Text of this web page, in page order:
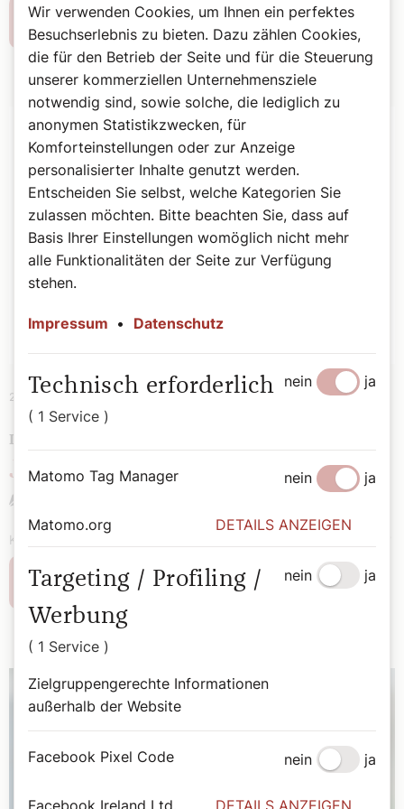
Weiterlesen
28. September 2025 |Bildung
LEBEN MORGEN
Jesus, dein digitaler Freund
KI-Seelsorge fern der Kirchenbank: eine Chance oder Ethik-Falle?
Weiterlesen
Wir verwenden Cookies, um Ihnen ein perfektes
Besuchserlebnis zu bieten. Dazu zählen Cookies,
die für den Betrieb der Seite und für die Steuerung
unserer kommerziellen Unternehmensziele
notwendig sind, sowie solche, die lediglich zu
anonymen Statistikzwecken, für
Komforteinstellungen oder zur Anzeige
personalisierter Inhalte genutzt werden.
Entscheiden Sie selbst, welche Kategorien Sie
zulassen möchten. Bitte beachten Sie, dass auf
Basis Ihrer Einstellungen womöglich nicht mehr
alle Funktionalitäten der Seite zur Verfügung
stehen.
Impressum • Datenschutz
Technisch erforderlich
( 1 Service )
nein ja
Matomo Tag Manager nein ja
Matomo.org DETAILS ANZEIGEN
Targeting / Profiling /
Werbung
( 1 Service )
Zielgruppengerechte Informationen
außerhalb der Website
nein ja
Facebook Pixel Code nein ja